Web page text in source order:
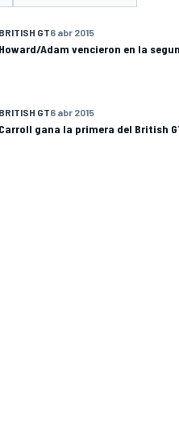
BRITISH GT6 abr 2015
Howard/Adam vencieron en la
BRITISH GT6 abr 2015
Carroll gana la primera del British